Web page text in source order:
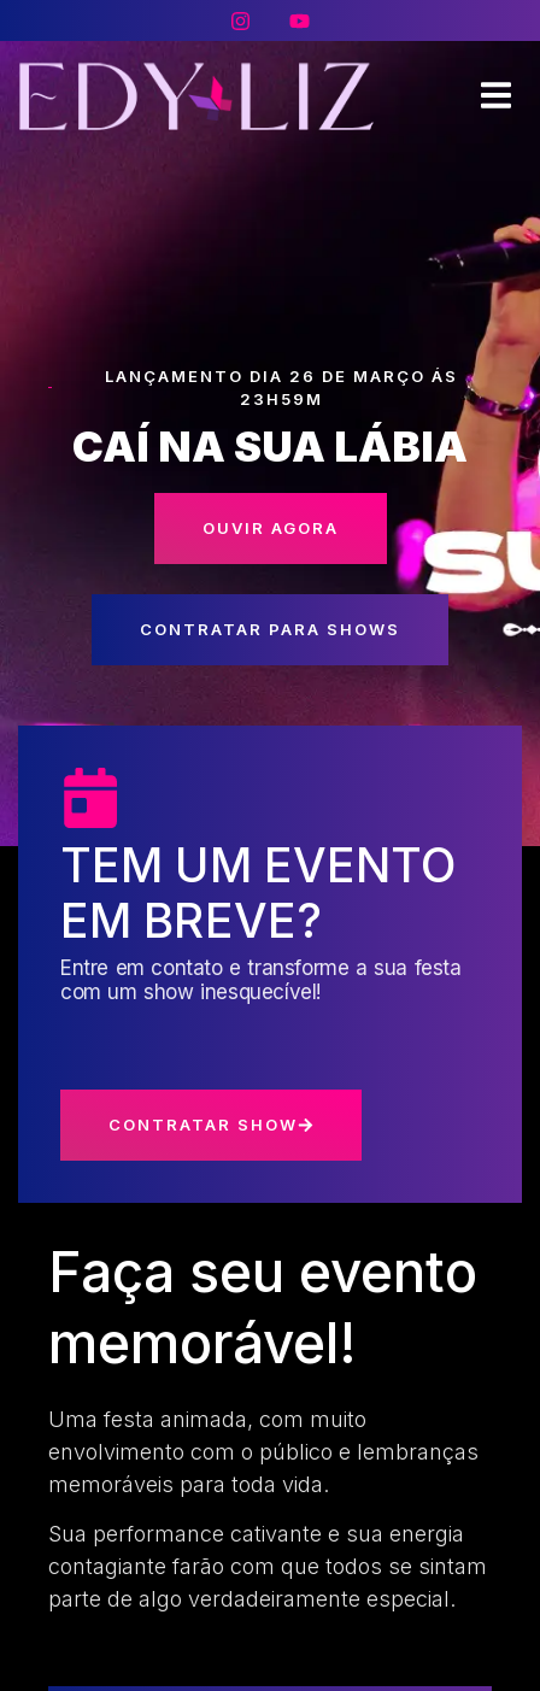
LANÇAMENTO DIA 26 DE MARÇO ÁS
23H59M
CAÍ NA SUA LÁBIA
OUVIR AGORA
CONTRATAR PARA SHOWS
TEM UM EVENTO
EM BREVE?
Entre em contato e transforme a sua festa
com um show inesquecível!
CONTRATAR SHOW
Faça seu evento
memorável!
Uma festa animada, com muito
envolvimento com o público e lembranças
memoráveis para toda vida.
Sua performance cativante e sua energia
contagiante farão com que todos se sintam
parte de algo verdadeiramente especial.